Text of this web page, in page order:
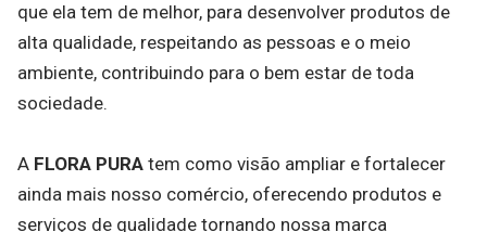
que ela tem de melhor, para desenvolver produtos de
alta qualidade, respeitando as pessoas e o meio
ambiente, contribuindo para o bem estar de toda
sociedade.
A FLORA PURA tem como visão ampliar e fortalecer
ainda mais nosso comércio, oferecendo produtos e
serviços de qualidade tornando nossa marca